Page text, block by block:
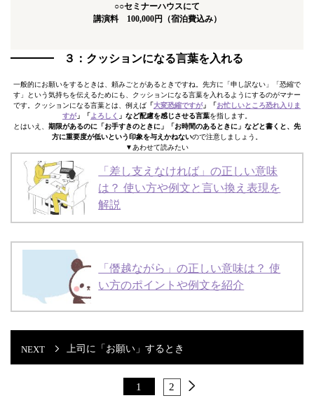
○○セミナーハウスにて
講演料 100,000円（宿泊費込み）
３：クッションになる言葉を入れる
一般的にお願いをするときは、頼みごとがあるときですね。先方に「申し訳ない」「恐縮で
す」という気持ちを伝えるためにも、クッションになる言葉を入れるようにするのがマナー
です。クッションになる言葉とは、例えば 「大変恐縮ですが」「お忙しいところ恐れ入りま
すが」「よろしく 」など配慮を感じさせる言葉を指します。
とはいえ、 期限があるのに「お手すきのときに」「お時間のあるときに」などと書くと、先
方に重要度が低いという印象を与えかねないので注意しましょう。
▼あわせて読みたい
「差し支えなければ」の正しい意味
は？ 使い方や例文と言い換え表現を
解説
「僭越ながら」の正しい意味は？ 使
い方のポイントや例文を紹介
上司に「お願い」するとき
1 2